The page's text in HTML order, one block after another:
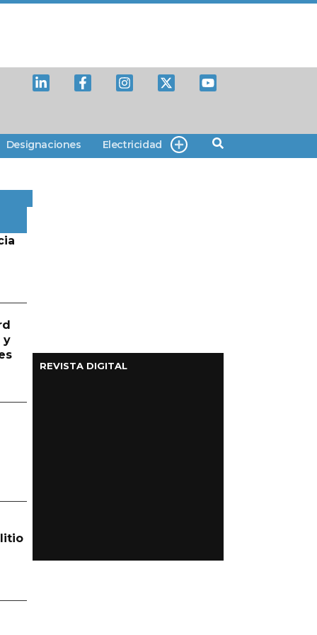
Designaciones Electricidad
y
REVISTA DIGITAL